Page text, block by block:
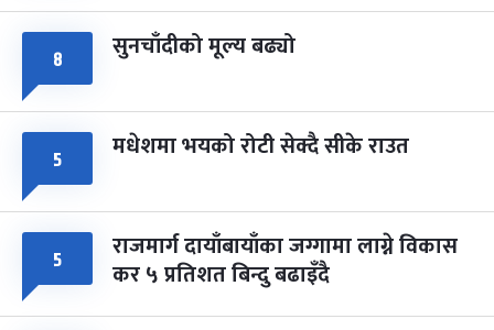
८ सुनचाँदीको मूल्य बढ्यो
५ मधेशमा भयको रोटी सेक्दै सीके राउत
५ राजमार्ग दायाँबायाँका जग्गामा लाग्ने विकास
कर ५ प्रतिशत बिन्दु बढाइँदै